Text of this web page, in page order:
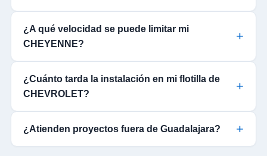
¿A qué velocidad se puede limitar mi
CHEYENNE?
¿Cuánto tarda la instalación en mi flotilla de
CHEVROLET?
¿Atienden proyectos fuera de Guadalajara?